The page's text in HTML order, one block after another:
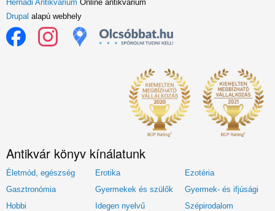
Hernádi Antikvárium Online antikvárium
Drupal alapú webhely
Antikvár könyv kínálatunk
Életmód, egészség Erotika
Ezotéria
Gasztronómia
Gyermekek és szülők
Gyermek- és ifjúsági
Hobbi
Idegen nyelvű Szépirodalom